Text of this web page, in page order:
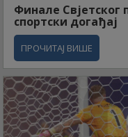
Финале Свјетског
спортски догађај
ПРОЧИТАЈ ВИШЕ